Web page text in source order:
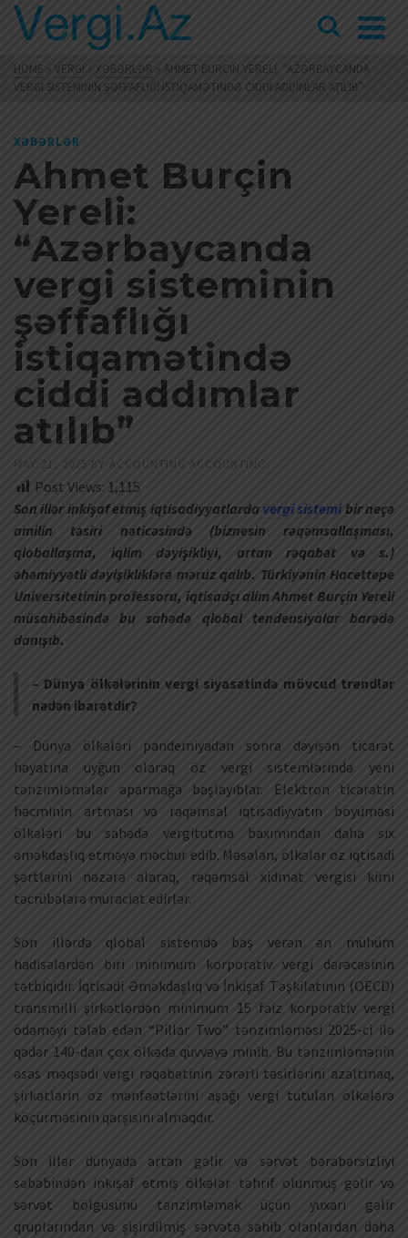
HOME » VERGI » XƏBƏRLƏR » AHMET BURÇIN YERELI: “AZƏRBAYCANDA
VERGI SISTEMININ ŞƏFFAFLIĞI ISTIQAMƏTINDƏ CIDDI ADDIMLAR ATILIB”
XƏBƏRLƏR
Ahmet Burçin
Yereli:
“Azərbaycanda
vergi sisteminin
şəffaflığı
istiqamətində
ciddi addımlar
atılıb”
MAY 21, 2025 BY ACCOUNTING ACCOUNTING
Post Views: 1,115
Son illər inkişaf etmiş iqtisadiyyatlarda vergi sistemi bir neçə
amilin təsiri nəticəsində (biznesin rəqəmsallaşması,
qloballaşma, iqlim dəyişikliyi, artan rəqabət və s.)
əhəmiyyətli dəyişikliklərə məruz qalıb. Türkiyənin Hacettepe
Universitetinin professoru, iqtisadçı alim Ahmet Burçin Yereli
müsahibəsində bu sahədə qlobal tendensiyalar barədə
danışıb.
– Dünya ölkələrinin vergi siyasətində mövcud trendlər
nədən ibarətdir?
– Dünya ölkələri pandemiyadan sonra dəyişən ticarət
həyatına uyğun olaraq öz vergi sistemlərində yeni
tənzimləmələr aparmağa başlayıblar. Elektron ticarətin
həcminin artması və rəqəmsal iqtisadiyyatın böyüməsi
ölkələri bu sahədə vergitutma baxımından daha sıx
əməkdaşlıq etməyə məcbur edib. Məsələn, ölkələr öz iqtisadi
şərtlərini nəzərə alaraq, rəqəmsal xidmət vergisi kimi
təcrübələrə müraciət edirlər.
Son illərdə qlobal sistemdə baş verən ən mühüm
hadisələrdən biri minimum korporativ vergi dərəcəsinin
tətbiqidir. İqtisadi Əməkdaşlıq və İnkişaf Təşkilatının (OECD)
transmilli şirkətlərdən minimum 15 faiz korporativ vergi
ödəməyi tələb edən “Pillar Two” tənzimləməsi 2025-ci ilə
qədər 140-dan çox ölkədə qüvvəyə minib. Bu tənzimləmənin
əsas məqsədi vergi rəqabətinin zərərli təsirlərini azaltmaq,
şirkətlərin öz mənfəətlərini aşağı vergi tutulan ölkələrə
köçürməsinin qarşısını almaqdır.
Son illər dünyada artan gəlir və sərvət bərabərsizliyi
səbəbindən inkişaf etmiş ölkələr təhrif olunmuş gəlir və
sərvət bölgüsünü tənzimləmək üçün yuxarı gəlir
qruplarından və şişirdilmiş sərvətə sahib olanlardan daha